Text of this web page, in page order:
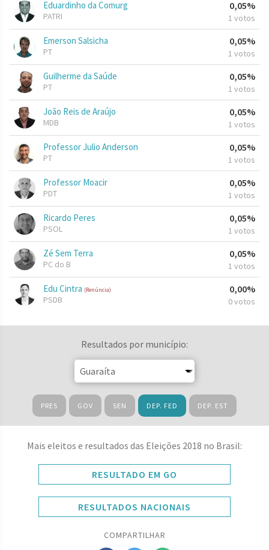
Eduardinho da Comurg
PATRI
0,05%
1 votos
Emerson Salsicha
PT
0,05%
1 votos
Guilherme da Saúde
PT
0,05%
1 votos
João Reis de Araújo
MDB
0,05%
1 votos
Professor Julio Anderson
PT
0,05%
1 votos
Professor Moacir
PDT
0,05%
1 votos
Ricardo Peres
PSOL
0,05%
1 votos
Zé Sem Terra
PC do B
0,05%
1 votos
Edu Cintra (Renúncia)
PSDB
0,00%
0 votos
Resultados por município:
PRES GOV SEN DEP. FED DEP. EST
Mais eleitos e resultados das Eleições 2018 no Brasil:
RESULTADO EM GO
RESULTADOS NACIONAIS
COMPARTILHAR